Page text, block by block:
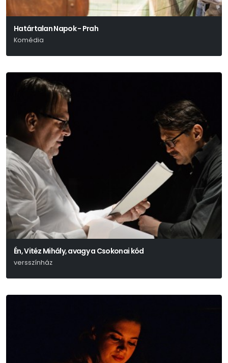
Határtalan Napok - Prah
Komédia
Én, Vitéz Mihály, avagy a Csokonai kód
versszínház